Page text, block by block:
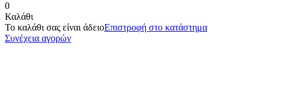
0
Καλάθι
Το καλάθι σας είναι άδειοΕπιστροφή στο κατάστημα
Συνέχεια αγορών